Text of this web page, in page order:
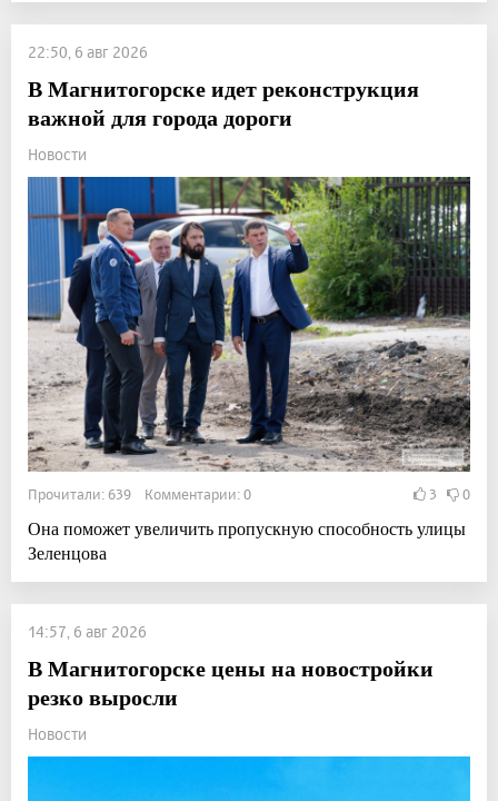
22:50, 6 авг 2026
В Магнитогорске идет реконструкция
важной для города дороги
Новости
Прочитали: 639 Комментарии: 0 3 0
Она поможет увеличить пропускную способность улицы
Зеленцова
14:57, 6 авг 2026
В Магнитогорске цены на новостройки
резко выросли
Новости